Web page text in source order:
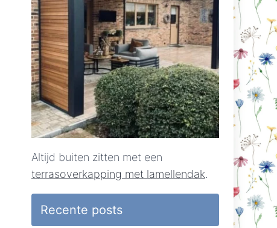
Altijd buiten zitten met een
terrasoverkapping met lamellendak.
Recente posts